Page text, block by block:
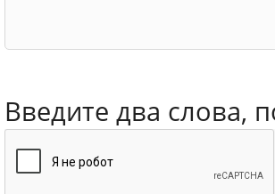
Введите два слова,